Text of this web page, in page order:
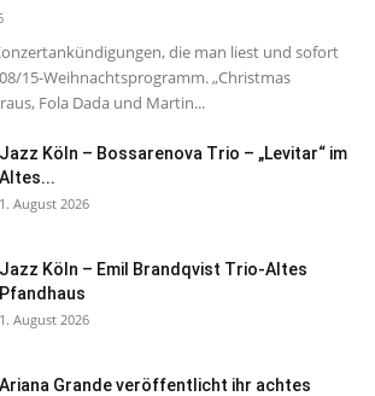
die man liest und sofort
15-Weihnachtsprogramm. „Christmas
Fola Dada und Martin...
Jazz Köln – Bossarenova Trio – „Levitar“ im
Altes...
1. August 2026
Jazz Köln – Emil Brandqvist Trio-Altes
Pfandhaus
1. August 2026
Ariana Grande veröffentlicht ihr achtes